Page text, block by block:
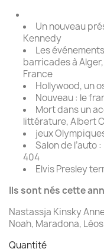
Un nouveau
Kennedy
Les
barricades à
France
Hollywood, un
Nouveau : le
Mort dans un
littérature, Albert
jeux
Salon de l’auto
404
Elvis Presley
Ils sont nés cette
Nastassja Kinsky
Noah, Maradona,
Quantité